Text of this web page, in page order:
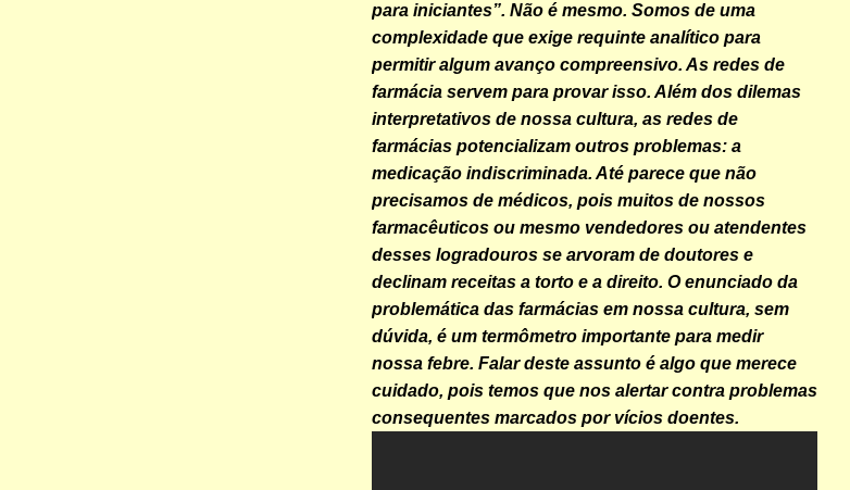
para iniciantes”. Não é mesmo. Somos de uma
complexidade que exige requinte analítico para
permitir algum avanço compreensivo. As redes de
farmácia servem para provar isso. Além dos dilemas
interpretativos de nossa cultura, as redes de
farmácias potencializam outros problemas: a
medicação indiscriminada. Até parece que não
precisamos de médicos, pois muitos de nossos
farmacêuticos ou mesmo vendedores ou atendentes
desses logradouros se arvoram de doutores e
declinam receitas a torto e a direito. O enunciado da
problemática das farmácias em nossa cultura, sem
dúvida, é um termômetro importante para medir
nossa febre. Falar deste assunto é algo que merece
cuidado, pois temos que nos alertar contra problemas
consequentes marcados por vícios doentes.